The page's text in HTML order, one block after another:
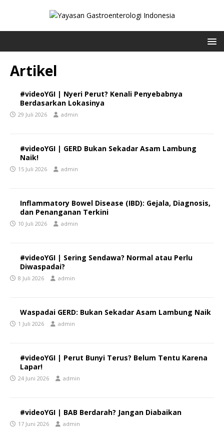
Artikel
#videoYGI | Nyeri Perut? Kenali Penyebabnya
Berdasarkan Lokasinya
29 Juli 2026 admin
#videoYGI | GERD Bukan Sekadar Asam Lambung
Naik!
15 Juli 2026 admin
Inflammatory Bowel Disease (IBD): Gejala, Diagnosis,
dan Penanganan Terkini
10 Juli 2026 admin
#videoYGI | Sering Sendawa? Normal atau Perlu
Diwaspadai?
8 Juli 2026 admin
Waspadai GERD: Bukan Sekadar Asam Lambung Naik
1 Juli 2026 admin
#videoYGI | Perut Bunyi Terus? Belum Tentu Karena
Lapar!
24 Juni 2026 admin
#videoYGI | BAB Berdarah? Jangan Diabaikan
17 Juni 2026 admin